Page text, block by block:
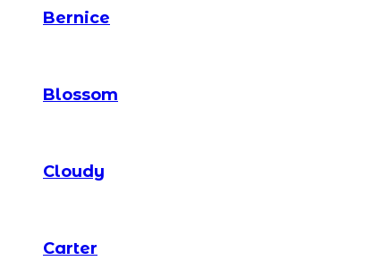
Bernice
Blossom
Cloudy
Carter